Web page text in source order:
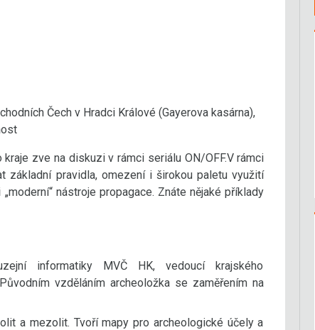
Čech v Hradci Králové (Gayerova kasárna),
zve na diskuzi v rámci seriálu ON/OFF.V rámci
základní pravidla, omezení i širokou paletu využití
nástroje propagace. Znáte nějaké příklady
informatiky MVČ HK, vedoucí krajského
vzděláním archeoložka se zaměřením na
a mezolit. Tvoří mapy pro archeologické účely a